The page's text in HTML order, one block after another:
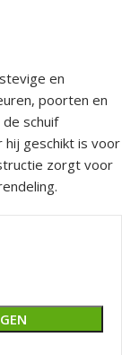
en
poorten en
schuif
geschikt is voor
zorgt voor